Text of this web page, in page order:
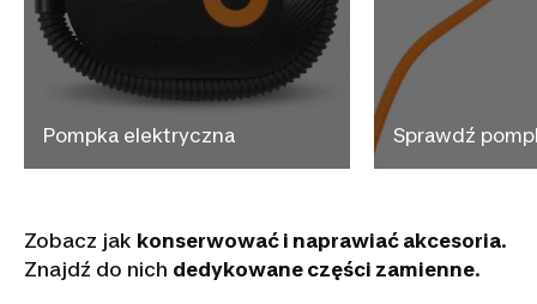
Pompka elektryczna Sprawdź
Zobacz jak konserwować i naprawiać akcesoria.
Znajdź do nich dedykowane części zamienne.